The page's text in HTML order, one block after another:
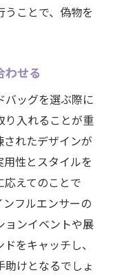
ことで、偽物を
わせる
バッグを選ぶ際に
り入れることが重
れたデザインが
性とスタイルを
えてのことで
フルエンサーの
ョンイベントや展
をキャッチし、
けとなるでしょ